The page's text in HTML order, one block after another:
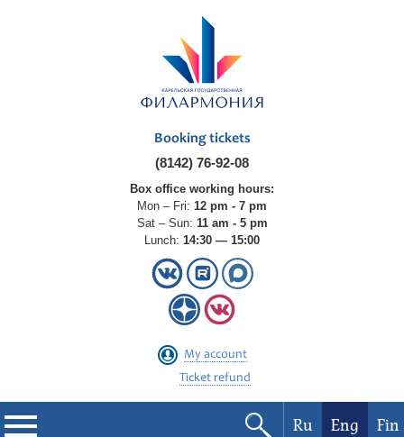
Booking tickets
(8142) 76-92-08
Box office working hours:
Mon – Fri: 12 pm - 7 pm
Sat – Sun: 11 am - 5 pm
Lunch: 14:30 — 15:00
My account
Ticket refund
Ru Eng Fin